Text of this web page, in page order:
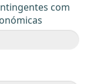
com